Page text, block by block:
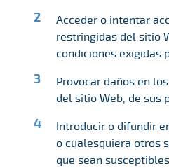
Acceder o intentar
restringidas del sitio
condiciones exigidas
Provocar daños en
del sitio Web, de sus
Introducir o difundir
o cualesquiera otros
que sean